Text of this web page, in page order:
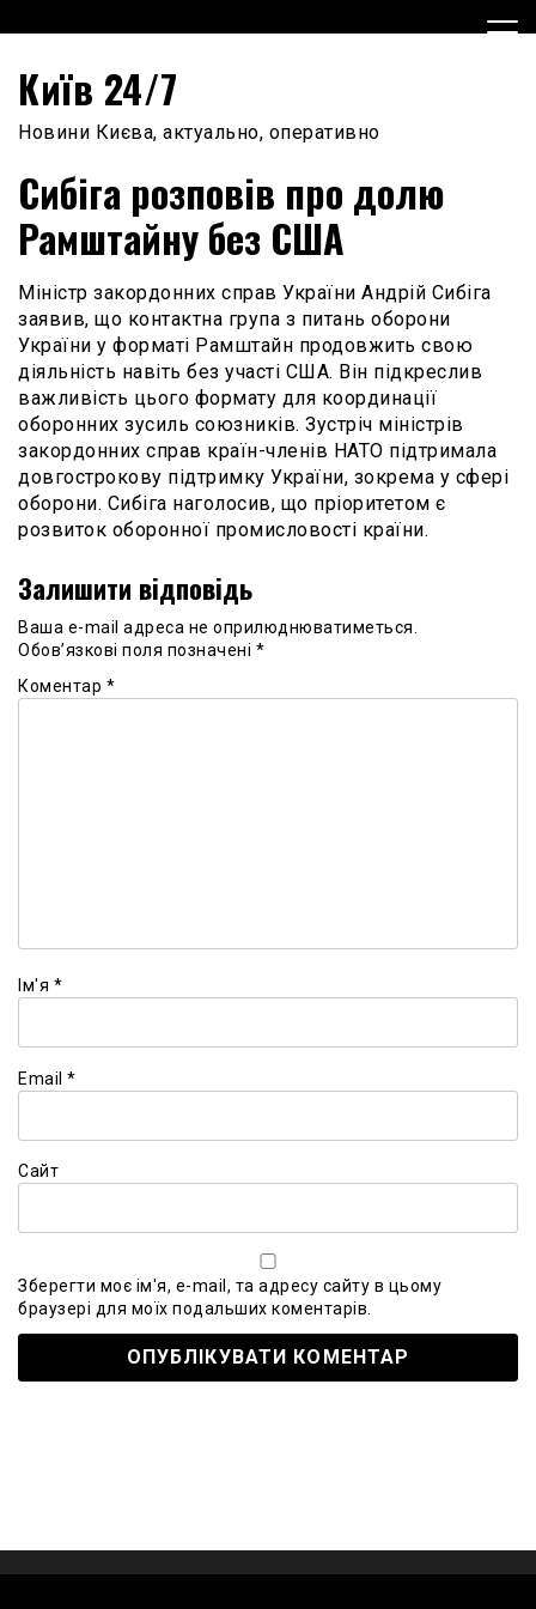
to
Київ 24/7
Новини Києва, актуально, оперативно
Сибіга розповів про долю
Рамштайну без США
Міністр закордонних справ України Андрій Сибіга
заявив, що контактна група з питань оборони
України у форматі Рамштайн продовжить свою
діяльність навіть без участі США. Він підкреслив
важливість цього формату для координації
оборонних зусиль союзників. Зустріч міністрів
закордонних справ країн-членів НАТО підтримала
довгострокову підтримку України, зокрема у сфері
оборони. Сибіга наголосив, що пріоритетом є
розвиток оборонної промисловості країни.
Залишити відповідь
Ваша e-mail адреса не оприлюднюватиметься.
Обов’язкові поля позначені *
Коментар *
Ім'я *
Email *
Сайт
Зберегти моє ім'я, e-mail, та адресу сайту в цьому
браузері для моїх подальших коментарів.